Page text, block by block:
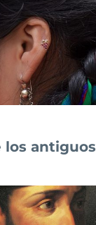
los antiguos